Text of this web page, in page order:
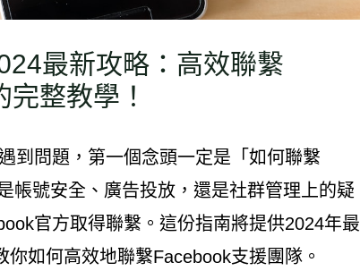
最新攻略：高效聯繫
整教學！
到問題，第一個念頭一定是「如何聯繫
帳號安全、廣告投放，還是社群管理上的疑
官方取得聯繫。這份指南將提供2024年最
如何高效地聯繫Facebook支援團隊。